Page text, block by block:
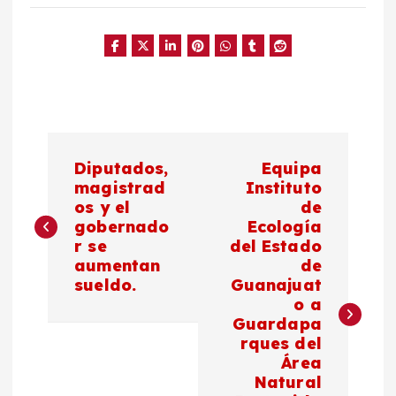
v
Diputados,
magistrad
os y el
gobernado
r se
aumentan
sueldo.
Equipa
Instituto
de
Ecología
del Estado
de
Guanajuat
o a
Guardapa
rques del
Área
Natural